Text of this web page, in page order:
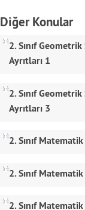
Diğer Konular
2. Sınıf
Ayrıtları 1
2. Sınıf
Ayrıtları 3
2. Sınıf
2. Sınıf
2. Sınıf